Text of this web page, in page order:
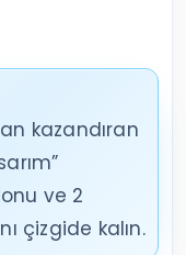
kazandıran
ve 2
çizgide kalın.